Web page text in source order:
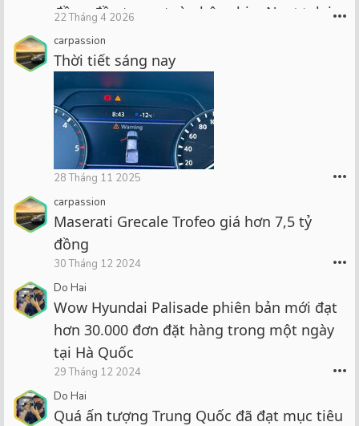
đồng đều trong toàn bộ cabin. Ngược lại,
bộ khuếch tán nước hoa Air Balance
được đánh giá cao nhờ công nghệ khuếch
tán vi hạt, giúp hương thơm lan tỏa ổn
định, không dùng nhiệt và không tạo ẩm
trong xe. Đây là lựa chọn phù
22 Tháng 4 2026 •••
carpassion
Thời tiết sáng nay
28 Tháng 11 2025 •••
carpassion
Maserati Grecale Trofeo giá hơn 7,5 tỷ
đồng
30 Tháng 12 2024 •••
Do Hai
Wow Hyundai Palisade phiên bản mới đạt
hơn 30.000 đơn đặt hàng trong một ngày
tại Hà Quốc
29 Tháng 12 2024 •••
Do Hai
Quá ấn tượng Trung Quốc đã đạt mục tiêu